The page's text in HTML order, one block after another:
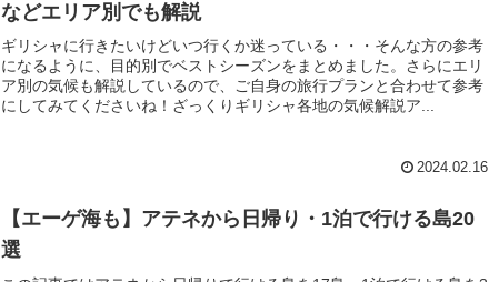
などエリア別でも解説
ギリシャに行きたいけどいつ行くか迷っている・・・そんな方の参考
になるように、目的別でベストシーズンをまとめました。さらにエリ
ア別の気候も解説しているので、ご自身の旅行プランと合わせて参考
にしてみてくださいね！ざっくりギリシャ各地の気候解説ア...
2024.02.16
【エーゲ海も】アテネから日帰り・1泊で行ける島20
選